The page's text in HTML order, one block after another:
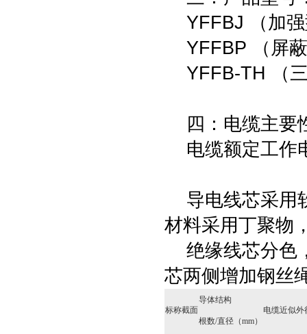
YFFBJ （加强
YFFBP （屏
YFFB-TH （
四：电缆主要
电缆额定工作
导电线芯采用
材料采用丁聚物
绝缘线芯分色
芯两侧增加钢丝
标称截面
导体结构
电缆近似外
根数/直径（mm）